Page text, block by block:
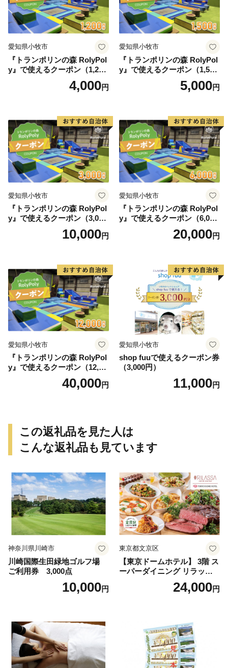
愛知県小牧市
『トランポリンの森 RolyPol
y』で使えるクーポン（1,200
4,000円
愛知県小牧市
『トランポリンの森 RolyPol
y』で使えるクーポン（1,500
5,000円
愛知県小牧市
『トランポリンの森 RolyPol
y』で使えるクーポン（3,000
10,000円
愛知県小牧市
『トランポリンの森 RolyPol
y』で使えるクーポン（6,000
20,000円
愛知県小牧市
『トランポリンの森 RolyPol
y』で使えるクーポン（12,00
40,000円
愛知県小牧市
shop fuuで使えるクーポン券
（3,000円）
11,000円
この返礼品を見た人は
こんな返礼品も見ています
神奈川県川崎市
川崎国際生田緑地ゴルフ場
ご利用券 3,000点
10,000円
東京都文京区
【東京ドームホテル】 3階 ス
ーパーダイニング リラッサ
ランチブッフェ お食事券 大
人1名様分 関東 東京 ご利用
24,000円